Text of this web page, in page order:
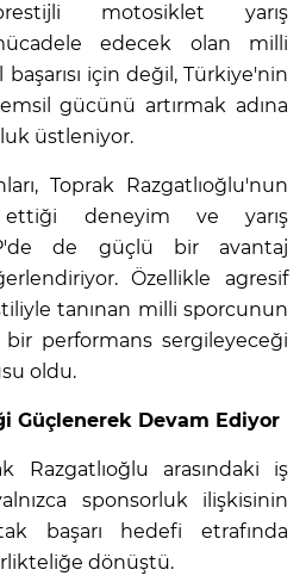
motosiklet yarış
edecek olan milli
başarısı için değil, Türkiye'nin
gücünü artırmak adına
üstleniyor.
Toprak Razgatlıoğlu'nun
ettiği deneyim ve yarış
de güçlü bir avantaj
Özellikle agresif
tanınan milli sporcunun
performans sergileyeceği
oldu.
Güçlenerek Devam Ediyor
Razgatlıoğlu arasındaki iş
sponsorluk ilişkisinin
başarı hedefi etrafında
dönüştü.